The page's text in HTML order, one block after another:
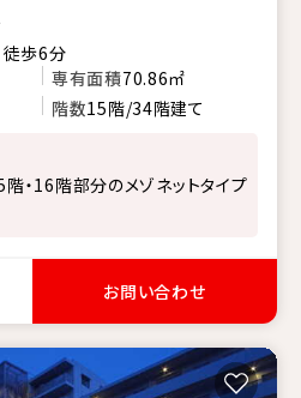
歩6分
専有面積70.86㎡
階数15階/34階建て
・16階部分のメゾネットタイプ
お問い合わせ